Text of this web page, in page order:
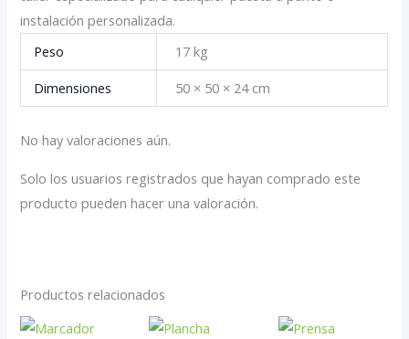
instalación personalizada.
Peso
17 kg
Dimensiones
50 × 50 × 24 cm
No hay valoraciones aún.
Solo los usuarios registrados que hayan comprado este
producto pueden hacer una valoración.
Productos relacionados